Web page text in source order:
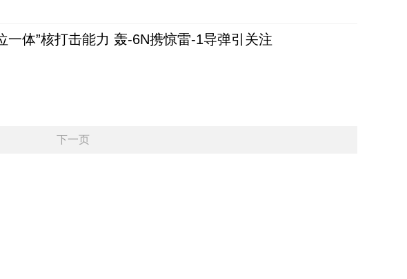
一体”核打击能力 轰-6N携惊雷-1导弹引关注
下一页